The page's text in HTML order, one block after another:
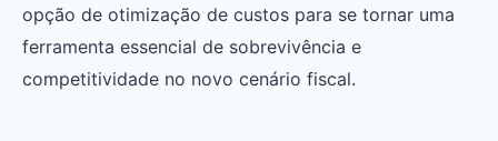
opção de otimização de custos para se tornar uma
ferramenta essencial de sobrevivência e
competitividade no novo cenário fiscal.